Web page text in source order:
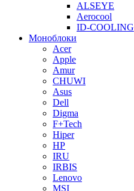
ALSEYE
Aerocool
ID-COOLING
Моноблоки
Acer
Apple
Amur
CHUWI
Asus
Dell
Digma
F+Tech
Hiper
HP
IRU
IRBIS
Lenovo
MSI